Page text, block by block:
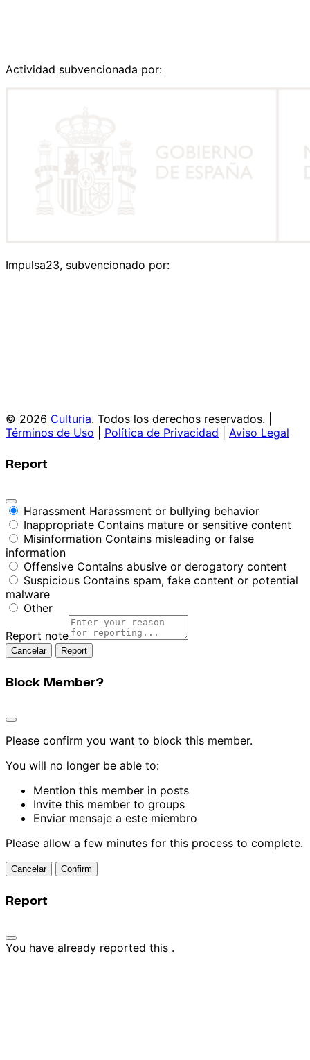
Actividad subvencionada por:
Impulsa23, subvencionado por:
© 2026 Culturia. Todos los derechos reservados. |
Términos de Uso
Política de Privacidad Aviso Legal
Report
Harassment Harassment or bullying behavior
Inappropriate Contains mature or sensitive content
Misinformation Contains misleading or false
information
Offensive Contains abusive or derogatory content
Suspicious Contains spam, fake content or potential
malware
Other
Report note
Report
Block Member?
Please confirm you want to block this member.
You will no longer be able to:
Mention this member in posts
Invite this member to groups
Enviar mensaje a este miembro
Please allow a few minutes for this process to complete.
Confirm
Report
You have already reported this .